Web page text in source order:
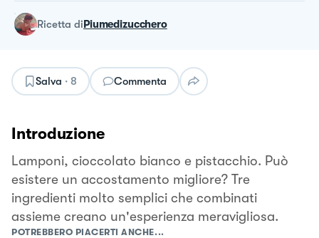
ricetta diPiumedizucchero
Salva · 8 Commenta
Introduzione
Lamponi, cioccolato bianco e pistacchio. Può
esistere un accostamento migliore? Tre
ingredienti molto semplici che combinati
assieme creano un'esperienza meravigliosa.
POTREBBERO PIACERTI ANCHE...